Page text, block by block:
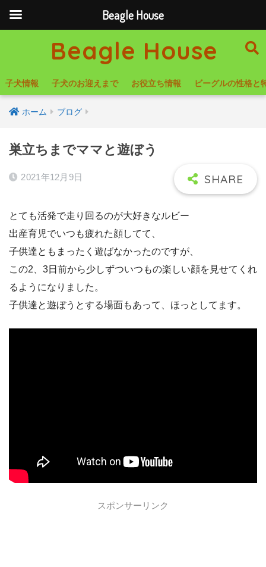
Beagle House
子犬情報 子犬のお迎えまで お役立ち情報 ビーグルの性格と
ホーム ブログ
巣立ちまでママと遊ぼう
2021年12月9日
とても活発で走り回るのが大好きなルビー
出産育児でいつも疲れた顔してて、
子供達ともまったく遊ばなかったのですが、
この2、3日前から少しずついつもの楽しい顔を見せてくれ
るようになりました。
子供達と遊ぼうとする場面もあって、ほっとしてます。
スポンサーリンク
Beagle House